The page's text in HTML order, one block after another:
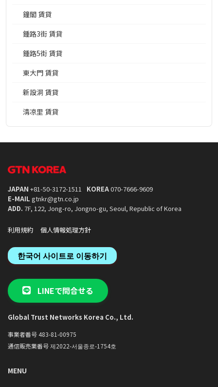
鐘閣 賃貸
鍾路3街 賃貸
鍾路5街 賃貸
東大門 賃貸
新設洞 賃貸
淸凉里 賃貸
JAPAN +81-50-3172-1511 KOREA070-7666-9609
E-MAIL gtnkr@gtn.co.jp
ADD. 7F, 122, Jong-ro, Jongno-gu, Seoul, Republic of Korea
利用規約 個人情報処理方針
한국어 사이트로 이동하기
LINEで問合せる
Global Trust Networks Korea Co., Ltd.
事業者番号 483-81-00975
通信販売業番号 제2022-서울종로-1754호
MENU